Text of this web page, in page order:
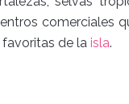
comerciales
de la isla.